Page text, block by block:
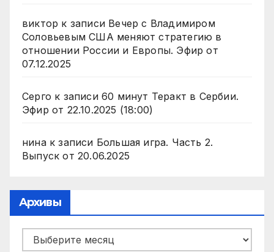
виктор к записи Вечер с Владимиром
Соловьевым США меняют стратегию в
отношении России и Европы. Эфир от
07.12.2025
Серго к записи 60 минут Теракт в Сербии.
Эфир от 22.10.2025 (18:00)
нинак записи Большая игра. Часть 2.
Выпуск от 20.06.2025
Архивы
Архивы